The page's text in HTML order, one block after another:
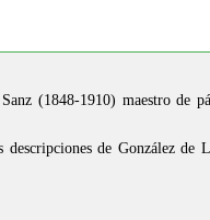
(1848-1910) maestro de
de González de